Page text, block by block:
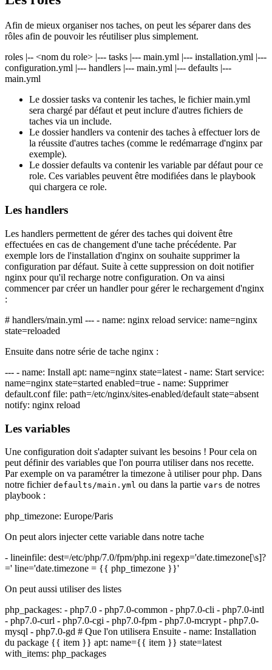
Afin de mieux organiser nos taches, on peut les séparer dans des
rôles afin de pouvoir les réutiliser plus simplement.
roles |-- <nom du role> |--- tasks |--- main.yml |--- installation.yml |---
configuration.yml |--- handlers |--- main.yml |--- defaults |---
main.yml
Le dossier tasks va contenir les taches, le fichier main.yml
sera chargé par défaut et peut inclure d'autres fichiers de
taches via un include.
Le dossier handlers va contenir des taches à effectuer lors de
la réussite d'autres taches (comme le redémarrage d'nginx par
exemple).
Le dossier defaults va contenir les variable par défaut pour ce
role. Ces variables peuvent être modifiées dans le playbook
qui chargera ce role.
Les handlers
Les handlers permettent de gérer des taches qui doivent être
effectuées en cas de changement d'une tache précédente. Par
exemple lors de l'installation d'nginx on souhaite supprimer la
configuration par défaut. Suite à cette suppression on doit notifier
nginx pour qu'il recharge notre configuration. On va ainsi
commencer par créer un handler pour gérer le rechargement d'nginx
:
# handlers/main.yml --- - name: nginx reload service: name=nginx
state=reloaded
Ensuite dans notre série de tache nginx :
--- - name: Install apt: name=nginx state=latest - name: Start service:
name=nginx state=started enabled=true - name: Supprimer
default.conf file: path=/etc/nginx/sites-enabled/default state=absent
notify: nginx reload
Les variables
Une configuration doit s'adapter suivant les besoins ! Pour cela on
peut définir des variables que l'on pourra utiliser dans nos recette.
Par exemple on va paramétrer la timezone à utiliser pour php. Dans
notre fichier defaults/main.yml ou dans la partie vars de notres
playbook :
php_timezone: Europe/Paris
On peut alors injecter cette variable dans notre tache
- lineinfile: dest=/etc/php/7.0/fpm/php.ini regexp='date.timezone[\s]?
=' line='date.timezone = {{ php_timezone }}'
On peut aussi utiliser des listes
php_packages: - php7.0 - php7.0-common - php7.0-cli - php7.0-intl
- php7.0-curl - php7.0-cgi - php7.0-fpm - php7.0-mcrypt - php7.0-
mysql - php7.0-gd # Que l'on utilisera Ensuite - name: Installation
du package {{ item }} apt: name={{ item }} state=latest
with_items: php_packages